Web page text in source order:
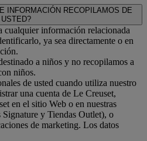
INFORMACIÓN RECOPILAMOS DE
USTED?
cualquier información relacionada
ya sea directamente o en
a niños y no recopilamos a
niños.
de usted cuando utiliza nuestro
una cuenta de Le Creuset,
en el sitio Web o en nuestras
y Tiendas Outlet), o
de marketing. Los datos